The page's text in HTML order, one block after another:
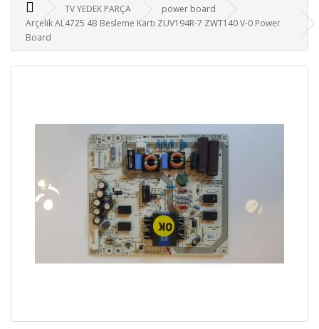
TV YEDEK PARÇA
power board
Arçelik AL4725 4B Besleme Kartı ZUV194R-7 ZWT140 V-0 Power
Board